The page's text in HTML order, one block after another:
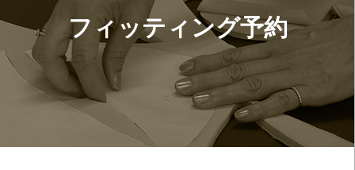
フィッティング予約